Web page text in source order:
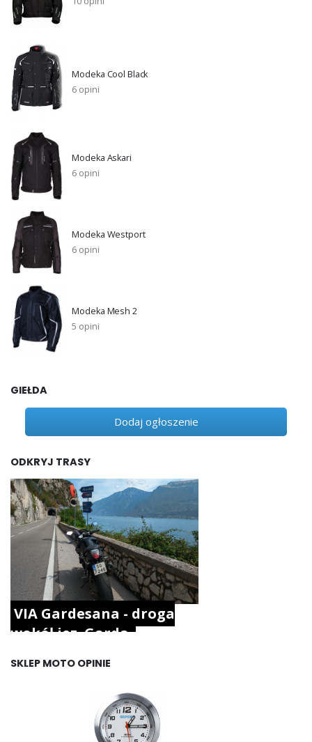
Modeka Cool Black
6 opini
Modeka Askari
6 opini
Modeka Westport
6 opini
Modeka Mesh 2
5 opini
GIEŁDA
Dodaj ogłoszenie
ODKRYJ TRASY
VIA Gardesana - droga
wokół jez. Garda.
SKLEP MOTO OPINIE